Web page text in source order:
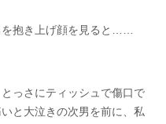
を抱き上げ顔を見ると……
っさにティッシュで傷口で
と大泣きの次男を前に、私